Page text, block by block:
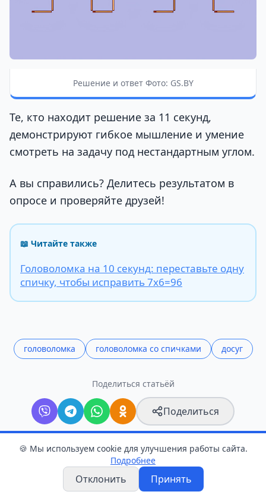
Решение и ответ Фото: GS.BY
Те, кто находит решение за 11 секунд,
демонстрируют гибкое мышление и умение
смотреть на задачу под нестандартным углом.
А вы справились? Делитесь результатом в
опросе и проверяйте друзей!
📖 Читайте также
Головоломка на 10 секунд: переставьте одну
спичку, чтобы исправить 7х6=96
головоломка головоломка со спичками досуг
Поделиться статьёй
Поделиться
Следите в Telegram
Прислать новость
🍪 Мы используем cookie для улучшения работы сайта.
Подробнее
Отклонить Принять